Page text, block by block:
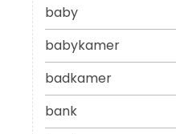
baby
babykamer
badkamer
bank